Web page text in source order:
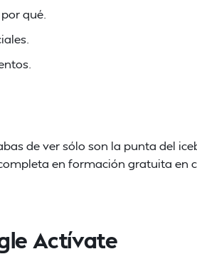
qué.
de ver sólo son la punta del
en formación gratuita en
Actívate